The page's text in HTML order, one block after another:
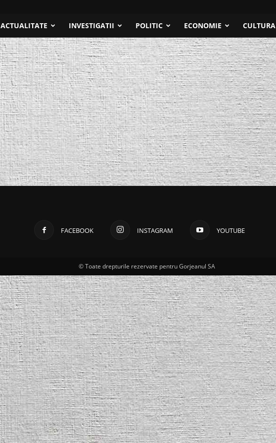
ACTUALITATE INVESTIGATII POLITIC ECONOMIE CULTURA
FACEBOOK INSTAGRAM YOUTUBE
© Toate drepturile rezervate pentru Gorjeanul SA